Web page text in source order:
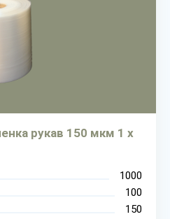
рукав 150 мкм 1 х
1000
100
150